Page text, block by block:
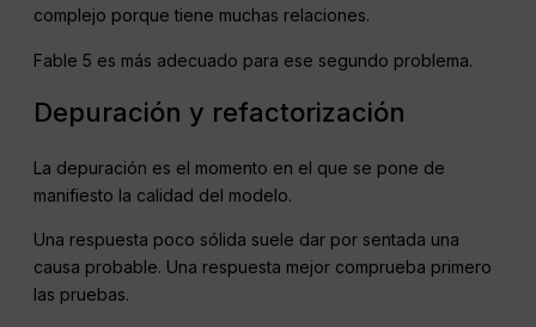
complejo porque tiene muchas relaciones.
Fable 5 es más adecuado para ese segundo problema.
Depuración y refactorización
La depuración es el momento en el que se pone de
manifiesto la calidad del modelo.
Una respuesta poco sólida suele dar por sentada una
causa probable. Una respuesta mejor comprueba primero
las pruebas.